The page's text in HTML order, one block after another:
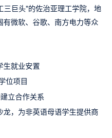
三巨头”的佐治亚理工学院，地
有微软、谷歌、南方电力等众
生就业安置
位项目
立合作关系
龙，为非英语母语学生提供商